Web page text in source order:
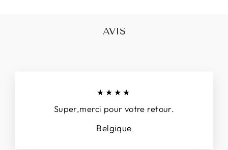
AVIS
★★★★
Super,merci pour votre retour.
Belgique